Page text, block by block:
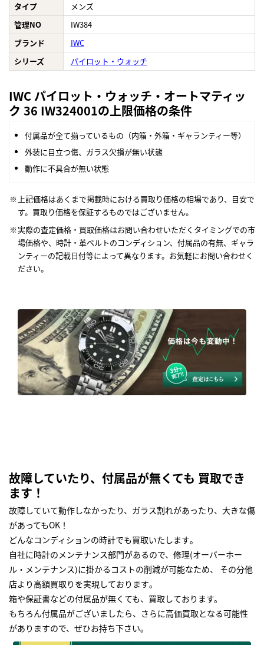
タイプ
メンズ
管理NO
IW384
ブランド
IWC
シリーズ
パイロット・ウォッチ
IWC パイロット・ウォッチ・オートマティッ
ク 36 IW324001の上限価格の条件
付属品が全て揃っているもの（内箱・外箱・ギャランティー等）
外装に目立つ傷、ガラス欠損が無い状態
動作に不具合が無い状態
上記価格はあくまで掲載時における買取り価格の相場であり、目安で
す。買取り価格を保証するものではございません。
実際の査定価格・買取価格はお問い合わせいただくタイミングでの市
場価格や、時計・革ベルトのコンディション、付属品の有無、ギャラ
ンティーの記載日付等によって異なります。お気軽にお問い合わせく
ださい。
故障していたり、付属品が無くても 買取でき
ます！
故障していて動作しなかったり、ガラス割れがあったり、大きな傷
があってもOK！
どんなコンディションの時計でも買取いたします｡
自社に時計のメンテナンス部門があるので、修理(オーバーホー
ル・メンテナンス)に掛かるコストの削減が可能なため、 その分他
店より高額買取りを実現しております｡
箱や保証書などの付属品が無くても、買取しております。
もちろん付属品がございましたら、さらに高価買取となる可能性
がありますので、ぜひお持ち下さい｡